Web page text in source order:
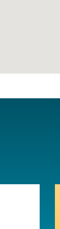
Contattaci !